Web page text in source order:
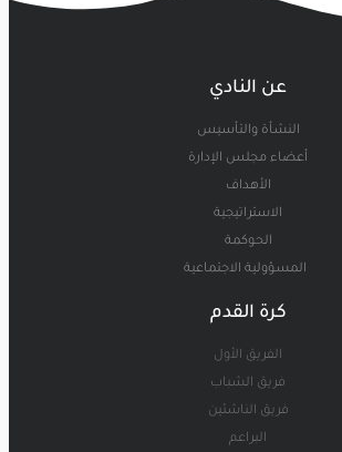
عن النادي
النشأة والتأسيس
أعضاء مجلس الإدارة
الأهداف
الاستراتيجية
الحوكمة
المسؤولية الاجتماعية
كرة القدم
الفريق الأول
فريق الشباب
فريق الناشئين
البراعم